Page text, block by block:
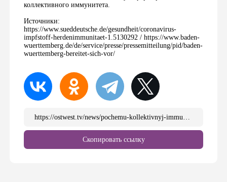
коллективного иммунитета.
Источники:
https://www.sueddeutsche.de/gesundheit/coronavirus-
impfstoff-herdenimmunitaet-1.5130292 / https://www.baden-
wuerttemberg.de/de/service/presse/pressemitteilung/pid/baden-
wuerttemberg-bereitet-sich-vor/
Скопировать ссылку